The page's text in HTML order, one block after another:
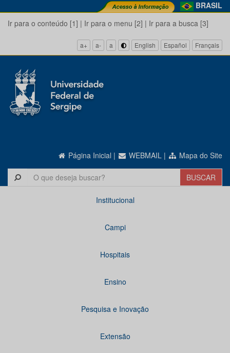
BRASIL
Ir para o conteúdo [1] | Ir para o menu [2] | Ir para a busca [3]
a+ a- a English Español Français
Página Inicial | WEBMAIL | Mapa do Site
Institucional
Campi
Hospitais
Ensino
Pesquisa e Inovação
Extensão